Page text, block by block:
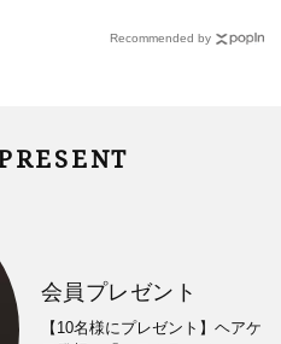
Recommended by
会員プレゼント
【10名様にプレゼント】ヘアケ